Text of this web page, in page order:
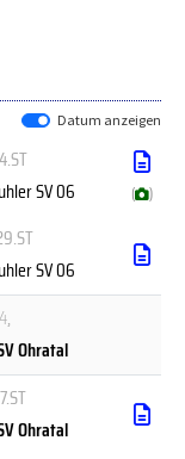
Datum anzeigen
SV 06 ( )
SV 06
,
Ohratal
Ohratal